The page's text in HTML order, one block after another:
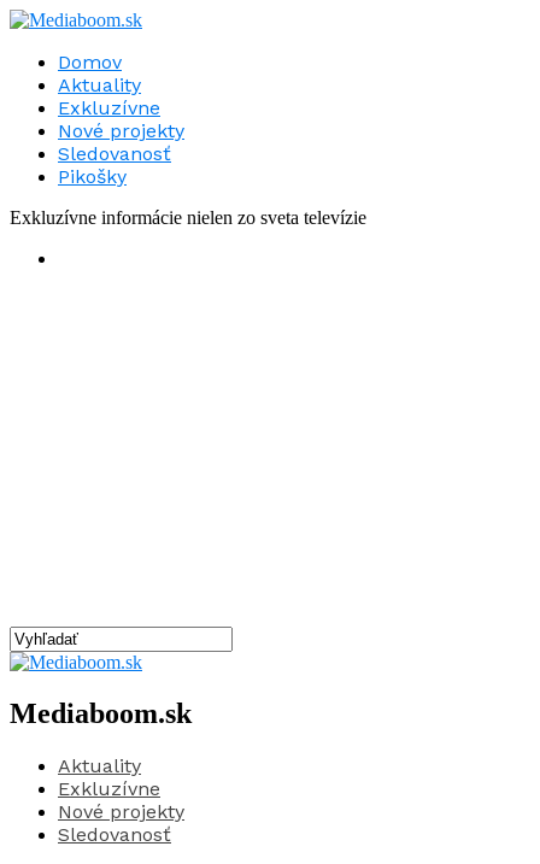
Domov
Aktuality
Exkluzívne
Nové projekty
Sledovanosť
Pikošky
Exkluzívne informácie nielen zo sveta televízie
Mediaboom.sk
Aktuality
Exkluzívne
Nové projekty
Sledovanosť